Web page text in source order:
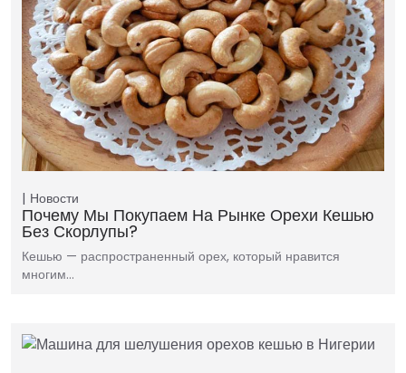
Новости
Почему Мы Покупаем На Рынке Орехи Кешью
Без Скорлупы?
Кешью — распространенный орех, который нравится
многим…